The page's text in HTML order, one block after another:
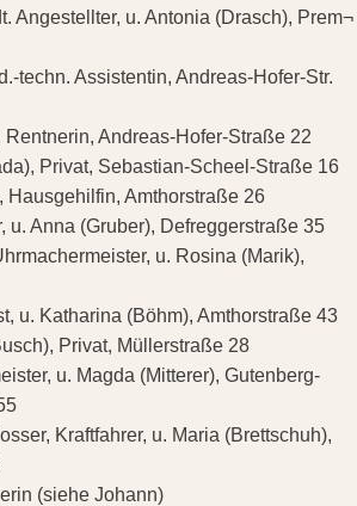
Angestellter, u. Antonia (Drasch), Prem¬
techn. Assistentin, Andreas-Hofer-Str.
Andreas-Hofer-Straße 22
Privat, Sebastian-Scheel-Straße 16
Hausgehilfin, Amthorstraße 26
Anna (Gruber), Defreggerstraße 35
u. Rosina (Marik),
u. Katharina (Böhm), Amthorstraße 43
Privat, Müllerstraße 28
u. Magda (Mitterer), Gutenberg-
Kraftfahrer, u. Maria (Brettschuh),
(siehe Johann)